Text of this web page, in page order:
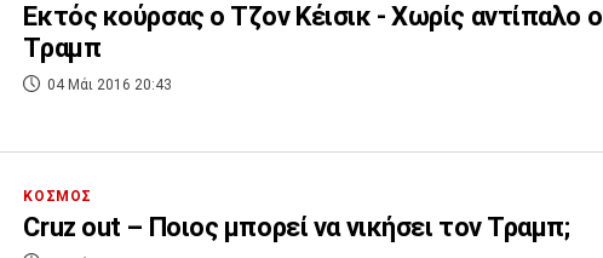
Εκτός κούρσας ο Τζον Κέισικ - Χωρίς αντίπαλο ο
Τραμπ
04 Μάι 2016 20:43
ΚΟΣΜΟΣ
Cruz out – Ποιος μπορεί να νικήσει τον Τραμπ;